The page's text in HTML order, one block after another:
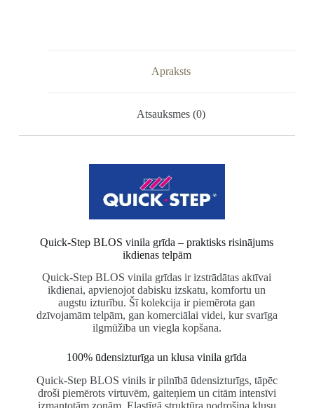
Apraksts
Atsauksmes (0)
Quick-Step BLOS vinila grīda – praktisks risinājums
ikdienas telpām
Quick-Step BLOS vinila grīdas ir izstrādātas aktīvai
ikdienai, apvienojot dabisku izskatu, komfortu un
augstu izturību. Šī kolekcija ir piemērota gan
dzīvojamām telpām, gan komerciālai videi, kur svarīga
ilgmūžība un viegla kopšana.
100% ūdensizturīga un klusa vinila grīda
Quick-Step BLOS vinils ir pilnībā ūdensizturīgs, tāpēc
droši piemērots virtuvēm, gaiteņiem un citām intensīvi